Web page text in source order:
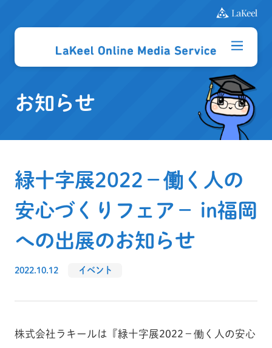
お知らせ
緑十字展2022－働く人の
安心づくりフェア－ in福岡
への出展のお知らせ
2022.10.12 イベント
株式会社ラキールは『緑十字展2022－働く人の安心